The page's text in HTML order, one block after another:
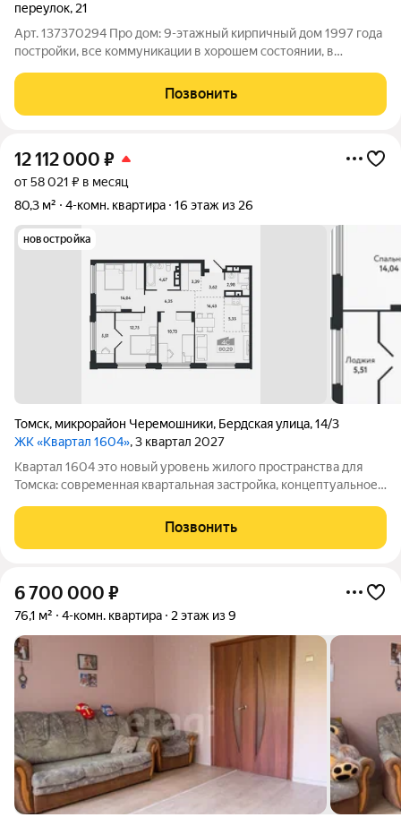
переулок, 21
Арт. 137370294 Про дом: 9-этажный кирпичный дом 1997 года
постройки, все коммуникации в хорошем состоянии, в
ремонт. Придомовая территория огорожена шлагбаумом, что
обеспечивает ограниченный въезд
Позвонить
12 112 000 ₽
от 58 021 ₽ в месяц
80,3 м²
4-комн. квартира 16 этаж из 26
новостройка
Томск, микрорайон Черемошники, Бердская улица,14/3
ЖК «Квартал 1604», 3 квартал 2027
Квартал 1604 это новый уровень жилого пространства для
Томска: современная квартальная застройка, концептуальное
каждого жителя. Преимущества комплекса: Собственный парк
с уникальным
Позвонить
6 700 000 ₽
76,1 м² 4-комн. квартира 2 этаж из 9